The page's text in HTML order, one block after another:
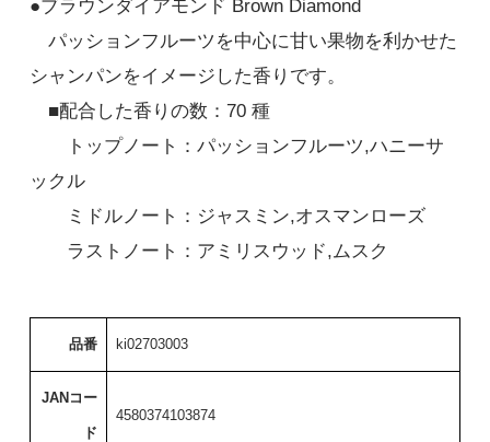
●ブラウンダイアモンド Brown Diamond
パッションフルーツを中心に甘い果物を利かせた
シャンパンをイメージした香りです。
■配合した香りの数：70 種
トップノート：パッションフルーツ,ハニーサ
ックル
ミドルノート：ジャスミン,オスマンローズ
ラストノート：アミリスウッド,ムスク
品番 ki02703003
JANコー
ド
4580374103874